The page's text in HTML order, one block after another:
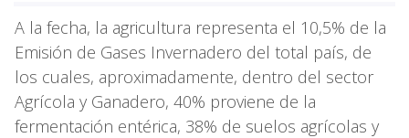
A la fecha, la agricultura representa el 10,5% de la
Emisión de Gases Invernadero del total país, de
los cuales, aproximadamente, dentro del sector
Agrícola y Ganadero, 40% proviene de la
fermentación entérica, 38% de suelos agrícolas y